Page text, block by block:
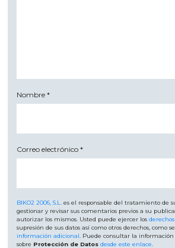
Nombre*
Correo electrónico*
BIKO2 2006, S.L. es el responsable del tratamiento de
gestionar y revisar sus comentarios previos a su
autorizar los mismos. Usted puede ejercer losderechos
supresión de sus datos así como otros derechos, como
información adicional
. Puede consultar la
sobre Protección de Datos desde este enlace